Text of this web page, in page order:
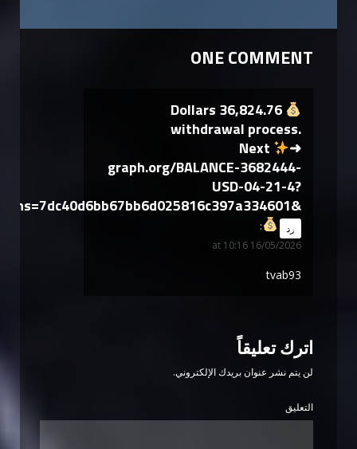
ONE COMMENT
36,824.76 Dollars
withdrawal process.
Next
➜
graph.org/BALANCE-3682444-
USD-04-21-4?
hs=7dc40d6bb67bb6d025816c397a334601&
says:
16/05/2026 at 10:16
رد
tvab93
اترك تعليقاً
لن يتم نشر عنوان بريدك الإلكتروني.
التعليق